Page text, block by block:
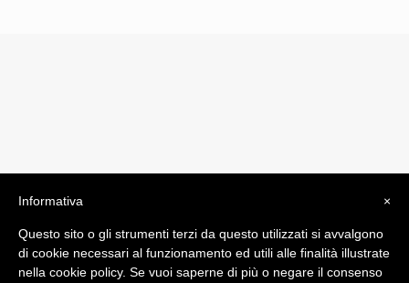
byComunicatori su Misura srl
Termini e Condizioni di Vendita - Terms and Conditions
×
Informativa
Questo sito o gli strumenti terzi da questo utilizzati si avvalgono
di cookie necessari al funzionamento ed utili alle finalità illustrate
nella cookie policy. Se vuoi saperne di più o negare il consenso